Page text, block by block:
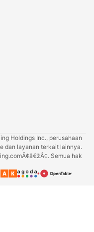
Holdings Inc., perusahaan
dan layanan terkait lainnya.
Semua hak